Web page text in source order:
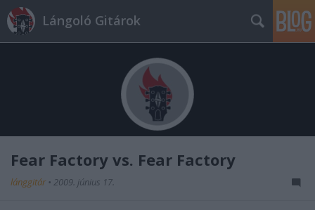
Lángoló Gitárok
Fear Factory vs. Fear Factory
lánggitár • 2009. június 17.